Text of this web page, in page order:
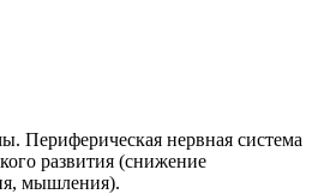
Периферическая нервная система
развития (снижение
мышления).